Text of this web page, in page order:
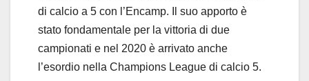
di calcio a 5 con l’Encamp. Il suo apporto è
stato fondamentale per la vittoria di due
campionati e nel 2020 è arrivato anche
l’esordio nella Champions League di calcio 5.